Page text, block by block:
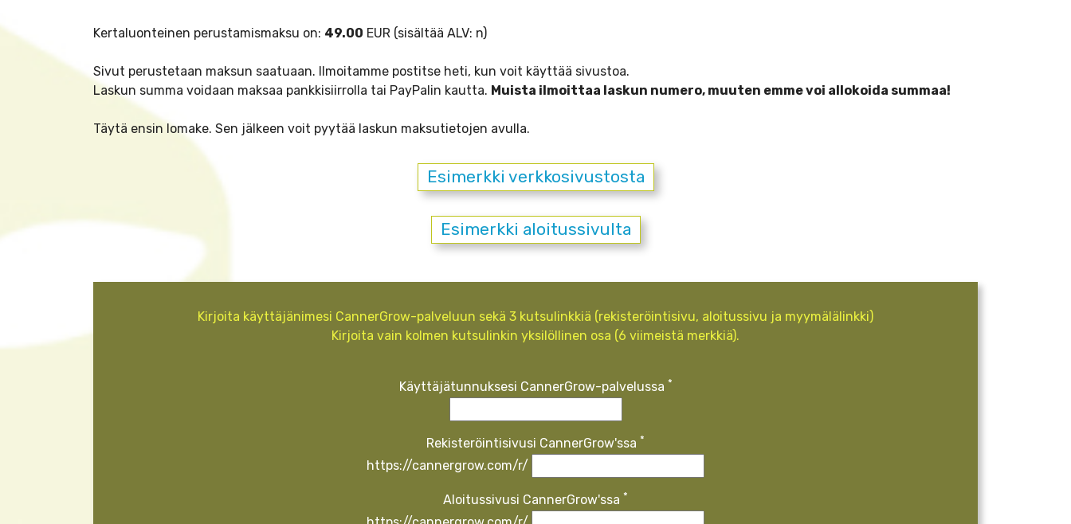
Kertaluonteinen perustamismaksu on: 49.00 EUR (sisältää ALV: n)
Sivut perustetaan maksun saatuaan. Ilmoitamme postitse heti, kun voit käyttää sivustoa.
Laskun summa voidaan maksaa pankkisiirrolla tai PayPalin kautta. Muista ilmoittaa laskun numero, muuten emme voi allokoida summaa!
Täytä ensin lomake. Sen jälkeen voit pyytää laskun maksutietojen avulla.
Esimerkki verkkosivustosta
Esimerkki aloitussivulta
Kirjoita käyttäjänimesi CannerGrow-palveluun sekä 3 kutsulinkkiä (rekisteröintisivu, aloitussivu ja myymälälinkki)
Kirjoita vain kolmen kutsulinkin yksilöllinen osa (6 viimeistä merkkiä).
Käyttäjätunnuksesi CannerGrow-palvelussa *
Rekisteröintisivusi CannerGrow'ssa *
https://cannergrow.com/r/
Aloitussivusi CannerGrow'ssa *